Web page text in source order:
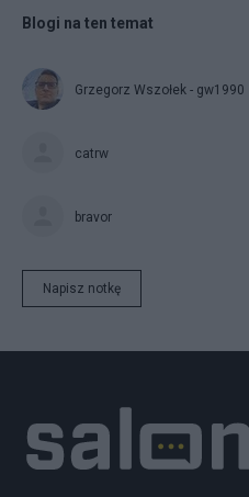
Blogi na ten temat
Grzegorz Wszołek - gw1990
catrw
bravor
Napisz notkę